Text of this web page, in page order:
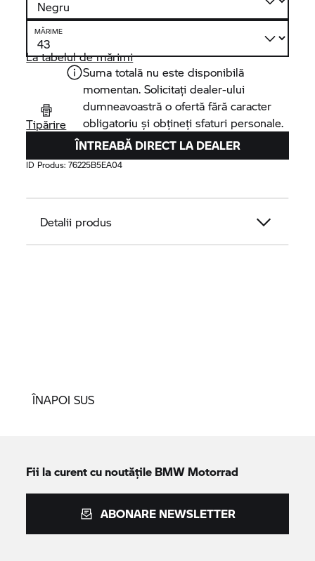
MĂRIME
La tabelul de mărimi
Tipărire
Suma totală nu este disponibilă
momentan. Solicitați dealer-ului
dumneavoastră o ofertă fără caracter
obligatoriu și obțineți sfaturi personale.
ÎNTREABĂ DIRECT LA DEALER
ID Produs:76225B5EA04
Detalii produs
ÎNAPOI SUS
Fii la curent cu noutățile BMW Motorrad
ABONARE NEWSLETTER